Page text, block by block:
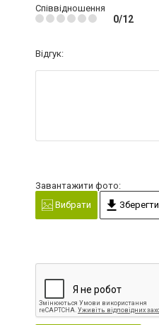
Співвідношення
0/12
Відгук:
Завантажити фото:
Вибрати
Зберегти